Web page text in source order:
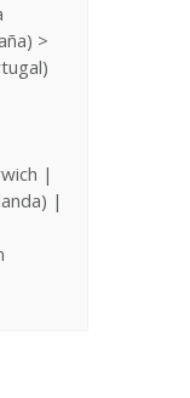
>
|
|